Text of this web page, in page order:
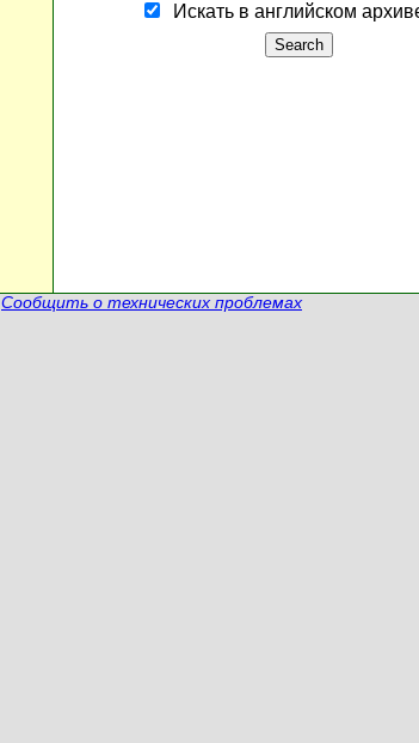
Искать в английском
Сообщить о технических проблемах